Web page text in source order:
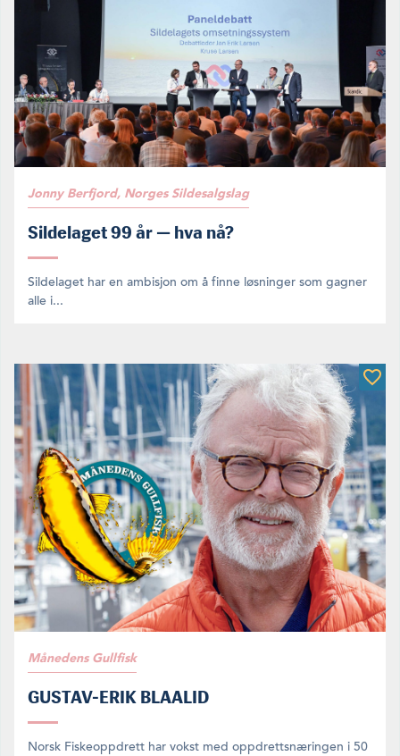
Jonny Berfjord, Norges Sildesalgslag
Sildelaget 99 år — hva nå?
Sildelaget har en ambisjon om å finne løsninger som gagner
alle i...
Månedens Gullfisk
GUSTAV-ERIK BLAALID
Norsk Fiskeoppdrett har vokst med oppdrettsnæringen i 50